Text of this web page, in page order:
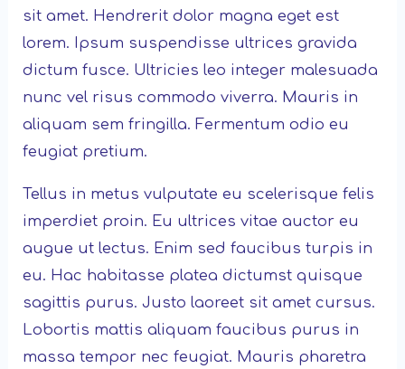
sit amet. Hendrerit dolor magna eget est
lorem. Ipsum suspendisse ultrices gravida
dictum fusce. Ultricies leo integer malesuada
nunc vel risus commodo viverra. Mauris in
aliquam sem fringilla. Fermentum odio eu
feugiat pretium.
Tellus in metus vulputate eu scelerisque felis
imperdiet proin. Eu ultrices vitae auctor eu
augue ut lectus. Enim sed faucibus turpis in
eu. Hac habitasse platea dictumst quisque
sagittis purus. Justo laoreet sit amet cursus.
Lobortis mattis aliquam faucibus purus in
massa tempor nec feugiat. Mauris pharetra